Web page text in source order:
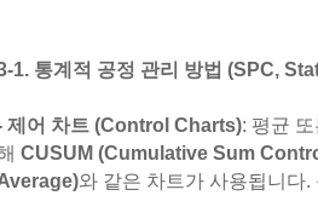
1. 통계적 공정 관리 방법 (SPC,
제어 차트 (Control Charts): 평균
CUSUM (Cumulative Sum
와 같은 차트가 사용됩니다